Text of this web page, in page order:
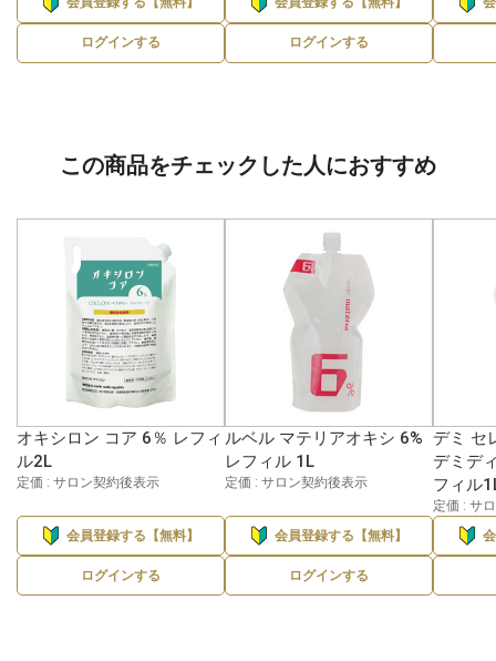
ログインする ログインする
この商品をチェックした人におすすめ
オキシロン コア 6％ レフィ
ル2L
定価 : サロン契約後表示
会員登録する【無料】
ログインする
ルベル マテリアオキシ 6%
レフィル 1L
定価 : サロン契約後表示
会員登録する【無料】
ログインする
デミ セ
デミデ
フィル
定価 : サ